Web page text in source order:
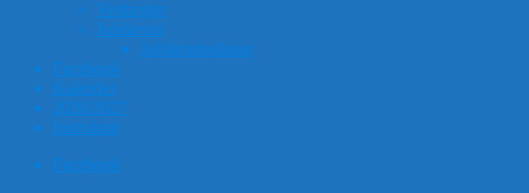
Vedtægter
Jubilæum
Jubilæumsdanse
Facebook
Kalender
2026/2027
Instruktør
Facebook